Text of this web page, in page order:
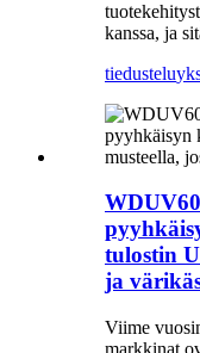
kanssa, ja
tiedustelu
tulostin
ja
Viime